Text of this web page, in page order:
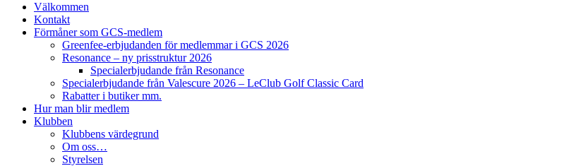
Välkommen
Kontakt
Förmåner som GCS-medlem
Greenfee-erbjudanden för medlemmar i GCS 2026
Resonance – ny prisstruktur 2026
Specialerbjudande från Resonance
Specialerbjudande från Valescure 2026 – LeClub Golf Classic Card
Rabatter i butiker mm.
Hur man blir medlem
Klubben
Klubbens värdegrund
Om oss…
Styrelsen